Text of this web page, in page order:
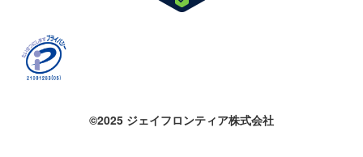
©2025 ジェイフロンティア株式会社